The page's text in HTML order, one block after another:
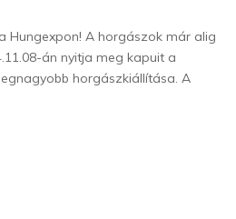
Hungexpon! A horgászok már alig
án nyitja meg kapuit a
horgászkiállítása. A